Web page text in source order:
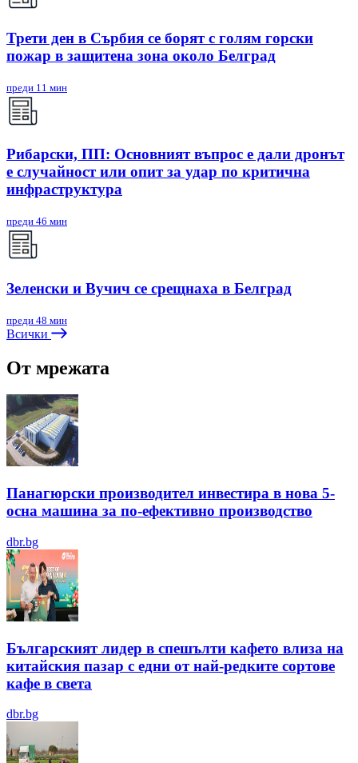
Трети ден в Сърбия се борят с голям горски
пожар в защитена зона около Белград
преди 11 мин
Рибарски, ПП: Основният въпрос е дали дронът
е случайност или опит за удар по критична
инфраструктура
преди 46 мин
Зеленски и Вучич се срещнаха в Белград
преди 48 мин
Всички
От мрежата
Панагюрски производител инвестира в нова 5-
осна машина за по-ефективно производство
dbr.bg
Българският лидер в спешълти кафето влиза на
китайския пазар с едни от най-редките сортове
кафе в света
dbr.bg